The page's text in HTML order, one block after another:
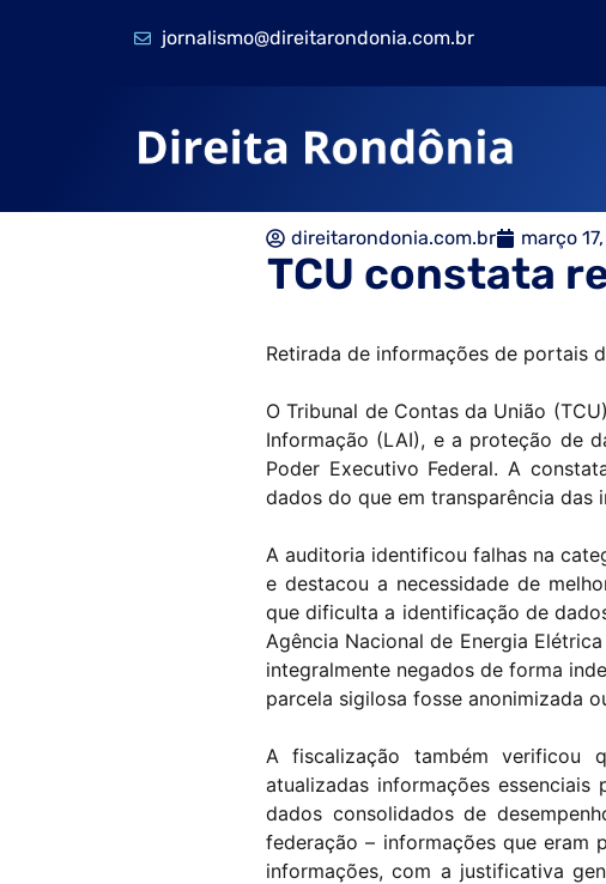
jornalismo@direitarondonia.com.br
direitarondonia.com.br março
TCU constata
Retirada de informações de portais
O Tribunal de Contas da União
Informação (LAI), e a proteção de
Poder Executivo Federal. A
dados do que em transparência das
A auditoria identificou falhas na
e destacou a necessidade de
que dificulta a identificação de
Agência Nacional de Energia
integralmente negados de forma
parcela sigilosa fosse anonimizada
A fiscalização também verificou
atualizadas informações
dados consolidados de
federação – informações que eram
informações, com a justificativa